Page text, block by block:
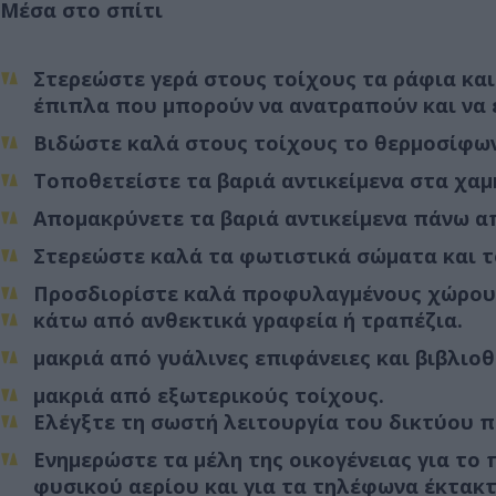
Μέσα στο σπίτι
Στερεώστε γερά στους τοίχους τα ράφια
έπιπλα που μπορούν να ανατραπούν και να
Βιδώστε καλά στους τοίχους το
Τοποθετείστε τα βαριά αντικείμενα στα
Απομακρύνετε τα βαριά αντικείμενα πάνω
Στερεώστε καλά τα φωτιστικά σώματα και
Προσδιορίστε καλά προφυλαγμένους
κάτω από ανθεκτικά γραφεία ή τραπέζια.
μακριά από γυάλινες επιφάνειες και
μακριά από εξωτερικούς τοίχους.
Ελέγξτε τη σωστή λειτουργία του δικτύου
Ενημερώστε τα μέλη της οικογένειας για
φυσικού αερίου και για τα τηλέφωνα